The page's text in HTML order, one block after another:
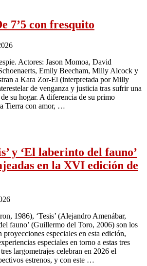
7’5 con fresquito
Actores: Jason Momoa, David
Emily Beecham, Milly Alcock y
a Kara Zor-El (interpretada por Milly
de venganza y justicia tras sufrir una
su hogar. A diferencia de su primo
Tierra con amor, …
y ‘El laberinto del fauno’
en la XVI edición de
1986), ‘Tesis’ (Alejandro Amenábar,
fauno’ (Guillermo del Toro, 2006) son los
proyecciones especiales en esta edición,
especiales en torno a estas tres
largometrajes celebran en 2026 el
estrenos, y con este …